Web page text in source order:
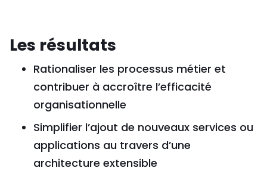
Les résultats
Rationaliser les processus métier et
contribuer à accroître l’efficacité
organisationnelle
Simplifier l’ajout de nouveaux services ou
applications au travers d’une
architecture extensible